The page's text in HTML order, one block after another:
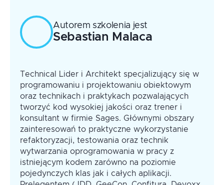
Autorem szkolenia jest
Sebastian Malaca
Technical Lider i Architekt specjalizujący się w
programowaniu i projektowaniu obiektowym
oraz technikach i praktykach pozwalających
tworzyć kod wysokiej jakości oraz trener i
konsultant w firmie Sages. Głównymi obszary
zainteresowań to praktyczne wykorzystanie
refaktoryzacji, testowania oraz technik
wytwarzania oprogramowania w pracy z
istniejącym kodem zarówno na poziomie
pojedynczych klas jak i całych aplikacji.